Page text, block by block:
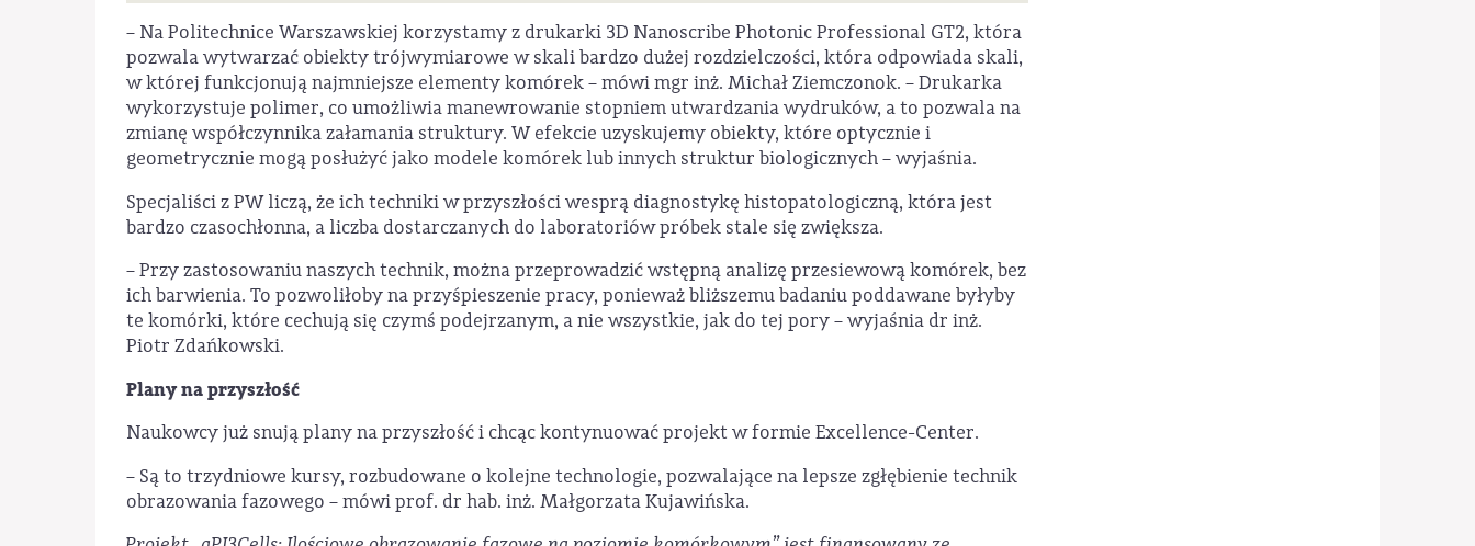
– Na Politechnice Warszawskiej korzystamy z drukarki 3D Nanoscribe Photonic Professional GT2, która
pozwala wytwarzać obiekty trójwymiarowe w skali bardzo dużej rozdzielczości, która odpowiada skali,
w której funkcjonują najmniejsze elementy komórek – mówi mgr inż. Michał Ziemczonok. – Drukarka
wykorzystuje polimer, co umożliwia manewrowanie stopniem utwardzania wydruków, a to pozwala na
zmianę współczynnika załamania struktury. W efekcie uzyskujemy obiekty, które optycznie i
geometrycznie mogą posłużyć jako modele komórek lub innych struktur biologicznych – wyjaśnia.
Specjaliści z PW liczą, że ich techniki w przyszłości wesprą diagnostykę histopatologiczną, która jest
bardzo czasochłonna, a liczba dostarczanych do laboratoriów próbek stale się zwiększa.
– Przy zastosowaniu naszych technik, można przeprowadzić wstępną analizę przesiewową komórek, bez
ich barwienia. To pozwoliłoby na przyśpieszenie pracy, ponieważ bliższemu badaniu poddawane byłyby
te komórki, które cechują się czymś podejrzanym, a nie wszystkie, jak do tej pory – wyjaśnia dr inż.
Piotr Zdańkowski.
Plany na przyszłość
Naukowcy już snują plany na przyszłość i chcąc kontynuować projekt w formie Excellence-Center.
– Są to trzydniowe kursy, rozbudowane o kolejne technologie, pozwalające na lepsze zgłębienie technik
obrazowania fazowego – mówi prof. dr hab. inż. Małgorzata Kujawińska.